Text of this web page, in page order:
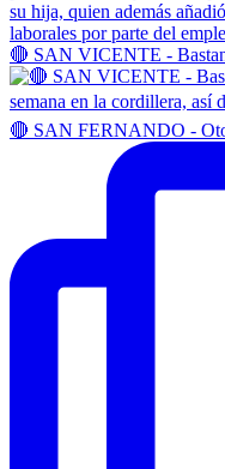
🔴 SAN VICENTE -
🔴 SAN FERNANDO -